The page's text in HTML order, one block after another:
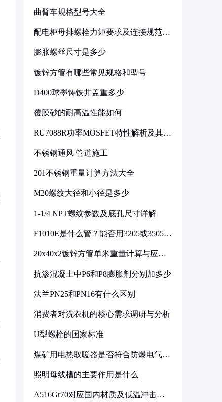
曲臂车规格型号大全
配电柜母排螺栓力矩要求及连接规范详
膨胀螺丝尺寸是多少
镀锌方管有哪些常见规格和型号
D400球墨铸铁井盖重多少
覆膜砂的耐高温性能如何
RU7088R功率MOSFET特性解析及其在
不锈钢通风 管道施工
201不锈钢重量计算方法大全
M20螺纹大径和小径是多少
1-1/4 NPT螺纹参数及底孔尺寸详解
F1010E是什么管？能否用3205或3505代
20x40x2镀锌方管单米重量计算与应用
抗渗混凝土中P6和P8膨胀剂分别加多少
法兰PN25和PN16有什么区别
消费者对洗衣机的核心需求调研与分析
U型螺栓的国家标准
煤矿用电热取暖器是否符合防爆电气设
照明母线槽的主要作用是什么
A516Gr70对应国内材质及低温冲击要